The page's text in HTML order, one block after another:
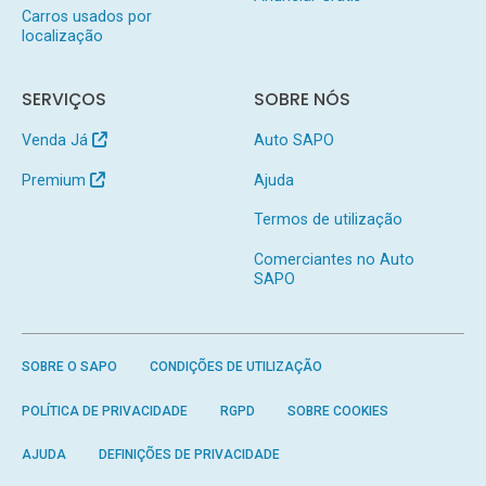
Carros usados por
localização
SERVIÇOS
Venda Já
Premium
SOBRE NÓS
Auto SAPO
Ajuda
Termos de utilização
Comerciantes no Auto
SAPO
SOBRE O SAPO CONDIÇÕES DE UTILIZAÇÃO
POLÍTICA DE PRIVACIDADE RGPD SOBRE COOKIES
AJUDA DEFINIÇÕES DE PRIVACIDADE